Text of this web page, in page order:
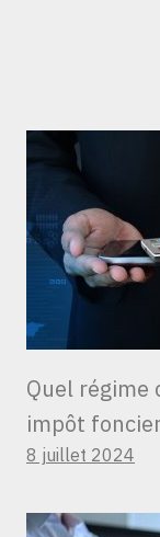
Quel régime
impôt
8 juillet 2024